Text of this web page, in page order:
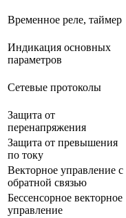
Временное реле, таймер
Индикация основных
параметров
Сетевые протоколы
Защита от
перенапряжения
Защита от превышения
по току
Векторное управление с
обратной связью
Бессенсорное векторное
управление